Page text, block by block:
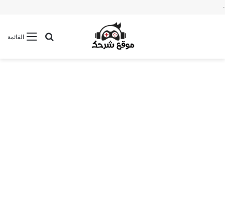
.
القائمةبحث عن